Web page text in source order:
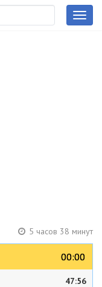
5 часов 38 минут
00:00
00:00
47:56